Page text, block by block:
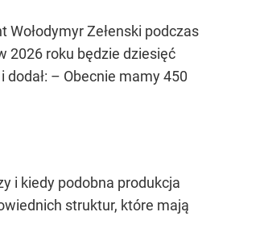
Zełenski podczas
2026 roku będzie dziesięć
– Obecnie mamy 450
i kiedy podobna produkcja
struktur, które mają